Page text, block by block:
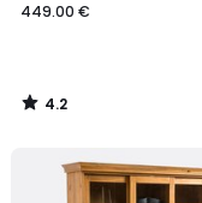
449.00 €
4.2
/